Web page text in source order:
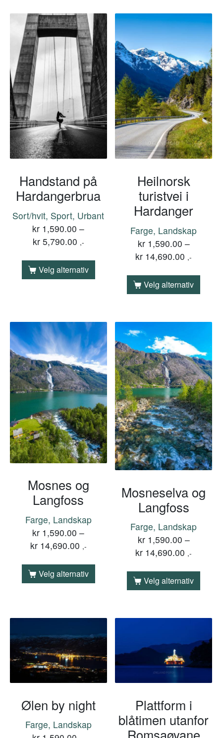
Handstand på
Hardangerbrua
Sort/hvit, Sport, Urbant
kr 1,590.00 –
kr5,790.00 ,-
Velg alternativ
Heilnorsk
turistvei i
Hardanger
Farge, Landskap
kr1,590.00 –
kr 14,690.00 ,-
Velg alternativ
Mosnes og
Langfoss
Farge, Landskap
kr 1,590.00 –
kr14,690.00 ,-
Velg alternativ
Mosneselva og
Langfoss
Farge, Landskap
kr1,590.00 –
kr 14,690.00 ,-
Velg alternativ
Ølen by night
Farge, Landskap
Plattform i
blåtimen utanfor
Romsaøyane